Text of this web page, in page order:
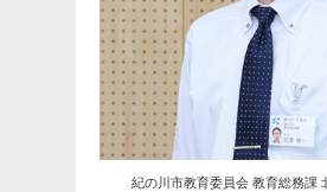
紀の川市教育委員会 教育総務課